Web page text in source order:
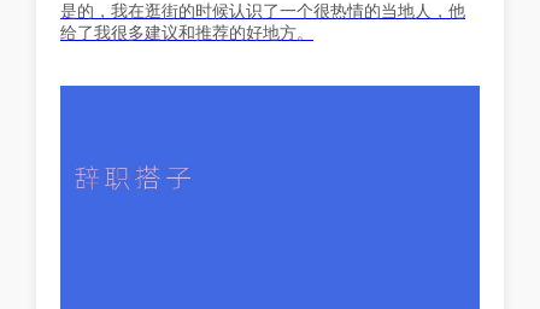
是的，我在逛街的时候认识了一个很热情的当地人，他
给了我很多建议和推荐的好地方。